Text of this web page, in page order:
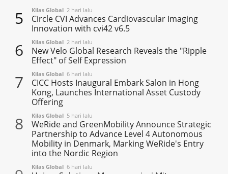
5 Kilas Global 2 hari lalu
Circle CVI Advances Cardiovascular Imaging
Innovation with cvi42 v6.5
6 Kilas Global 2 hari lalu
New Velo Global Research Reveals the "Ripple
Effect" of Self Expression
7 Kilas Global 6 hari lalu
CICC Hosts Inaugural Embark Salon in Hong
Kong, Launches International Asset Custody
Offering
8 Kilas Global 5 hari lalu
WeRide and GreenMobility Announce Strategic
Partnership to Advance Level 4 Autonomous
Mobility in Denmark, Marking WeRide's Entry
into the Nordic Region
Kilas Global 6 hari lalu